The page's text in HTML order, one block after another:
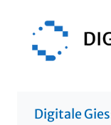
Digitale